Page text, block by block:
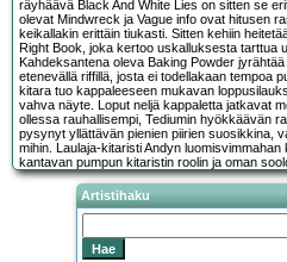
räyhäävä Black And White Lies on sitten se
olevat Mindwreck ja Vague info ovat hitusen
keikallakin erittäin tiukasti. Sitten kehiin
Right Book, joka kertoo uskalluksesta tarttua
Kahdeksantena oleva Baking Powder
etenevällä riffillä, josta ei todellakaan tempoa
kitara tuo kappaleeseen mukavan
vahva näyte. Loput neljä kappaletta jatkavat
ollessa rauhallisempi, Tediumin hyökkäävän
pysynyt yllättävän pienien piirien suosikkina,
mihin. Laulaja-kitaristi Andyn
kantavan pumpun kitaristin roolin ja oman
Artistihaku